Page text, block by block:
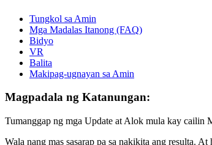
Tungkol sa Amin
Mga Madalas Itanong (FAQ)
Bidyo
VR
Balita
Makipag-ugnayan sa Amin
Magpadala ng Katanungan:
Tumanggap ng mga Update at Alok mula kay cailin
Wala nang mas sasarap pa sa nakikita ang resulta.